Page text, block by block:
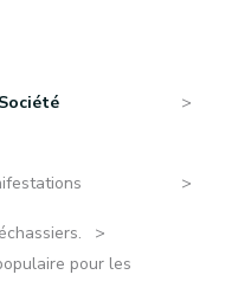
pour les